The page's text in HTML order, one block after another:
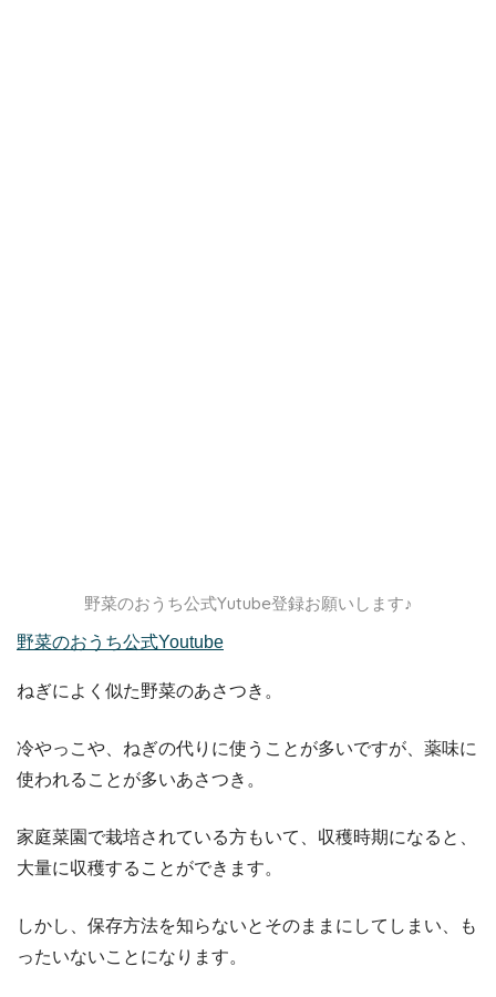
野菜のおうち公式Yutube登録お願いします♪
野菜のおうち公式Youtube
ねぎによく似た野菜のあさつき。
冷やっこや、ねぎの代りに使うことが多いですが、薬味に
使われることが多いあさつき。
家庭菜園で栽培されている方もいて、収穫時期になると、
大量に収穫することができます。
しかし、保存方法を知らないとそのままにしてしまい、も
ったいないことになります。